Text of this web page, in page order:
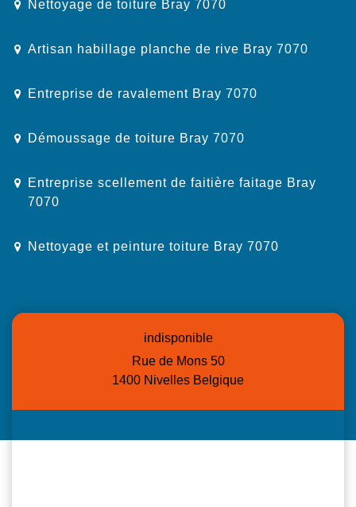
Nettoyage de toiture Bray 7070
Artisan habillage planche de rive Bray 7070
Entreprise de ravalement Bray 7070
Démoussage de toiture Bray 7070
Entreprise scellement de faitière faitage Bray
7070
Nettoyage et peinture toiture Bray 7070
indisponible
Rue de Mons 50
1400 Nivelles Belgique